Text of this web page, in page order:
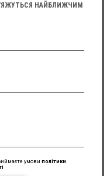
НАЙБЛИЖЧИМ
умови політики